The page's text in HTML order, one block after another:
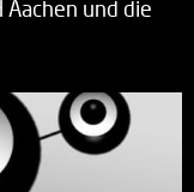
und die